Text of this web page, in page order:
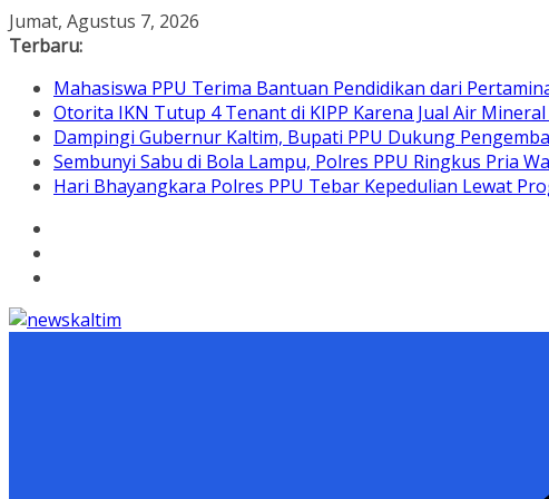
Skip
to
Jumat, Agustus 7, 2026
Terbaru:
Mahasiswa PPU Terima Bantuan Pendidikan dari
Otorita IKN Tutup 4 Tenant di KIPP Karena Jual Air
Dampingi Gubernur Kaltim, Bupati PPU Dukung
Sembunyi Sabu di Bola Lampu, Polres PPU Ringkus Pria
Hari Bhayangkara Polres PPU Tebar Kepedulian Lewat